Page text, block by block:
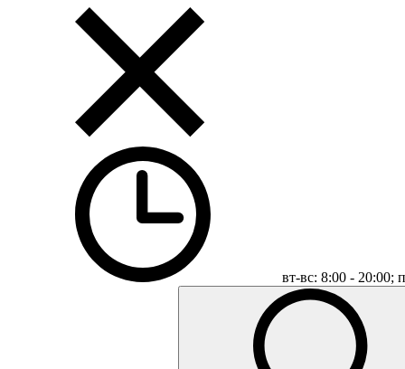
вт-вс: 8:00 - 20:00;